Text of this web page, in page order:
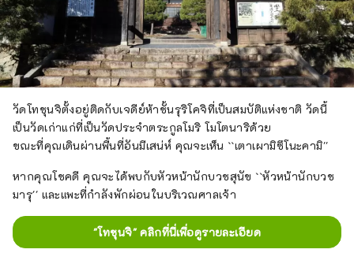
วัดโทชุนจิตั้งอยู่ติดกับเจดีย์ห้าชั้นรุริโคจิที่เป็นสมบัติแห่งชาติ วัดนี้
เป็นวัดเก่าแก่ที่เป็นวัดประจำตระกูลโมริ โมโตนาริด้วย
ขณะที่คุณเดินผ่านพื้นที่อันมีเสน่ห์ คุณจะเห็น ``เตาเผามิซึโนะคามิ''
หากคุณโชคดี คุณจะได้พบกับหัวหน้านักบวชสุนัข ``หัวหน้านักบวช
มารุ'' และแพะที่กำลังพักผ่อนในบริเวณศาลเจ้า
"โทชุนจิ" คลิกที่นี่เพื่อดูรายละเอียด